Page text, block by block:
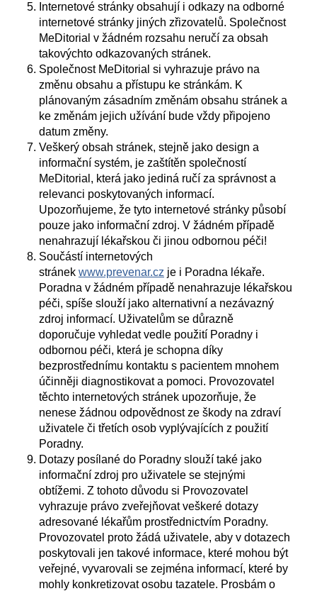
Internetové stránky obsahují i odkazy na odborné
internetové stránky jiných zřizovatelů. Společnost
MeDitorial v žádném rozsahu neručí za obsah
takovýchto odkazovaných stránek.
Společnost MeDitorial si vyhrazuje právo na
změnu obsahu a přístupu ke stránkám. K
plánovaným zásadním změnám obsahu stránek a
ke změnám jejich užívání bude vždy připojeno
datum změny.
Veškerý obsah stránek, stejně jako design a
informační systém, je zaštítěn společností
MeDitorial, která jako jediná ručí za správnost a
relevanci poskytovaných informací.
Upozorňujeme, že tyto internetové stránky působí
pouze jako informační zdroj. V žádném případě
nenahrazují lékařskou či jinou odbornou péči!
Součástí internetových
stránek www.prevenar.cz je i Poradna lékaře.
Poradna v žádném případě nenahrazuje lékařskou
péči, spíše slouží jako alternativní a nezávazný
zdroj informací. Uživatelům se důrazně
doporučuje vyhledat vedle použití Poradny i
odbornou péči, která je schopna díky
bezprostřednímu kontaktu s pacientem mnohem
účinněji diagnostikovat a pomoci. Provozovatel
těchto internetových stránek upozorňuje, že
nenese žádnou odpovědnost ze škody na zdraví
uživatele či třetích osob vyplývajících z použití
Poradny.
Dotazy posílané do Poradny slouží také jako
informační zdroj pro uživatele se stejnými
obtížemi. Z tohoto důvodu si Provozovatel
vyhrazuje právo zveřejňovat veškeré dotazy
adresované lékařům prostřednictvím Poradny.
Provozovatel proto žádá uživatele, aby v dotazech
poskytovali jen takové informace, které mohou být
veřejné, vyvarovali se zejména informací, které by
mohly konkretizovat osobu tazatele. Prosbám o